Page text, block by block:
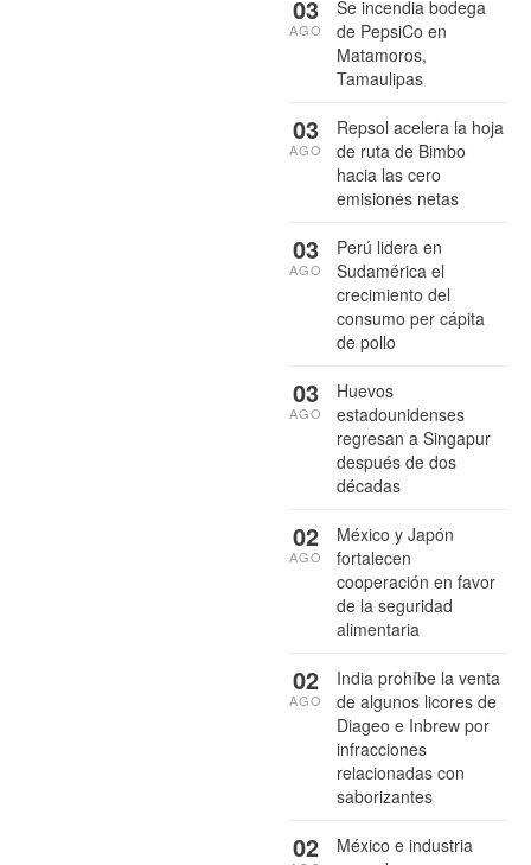
Se incendia bodega
de PepsiCo en
Matamoros,
Tamaulipas
03
AGO
Repsol acelera la hoja
de ruta de Bimbo
hacia las cero
emisiones netas
03
AGO
Perú lidera en
Sudamérica el
crecimiento del
consumo per cápita
de pollo
03
AGO
Huevos
estadounidenses
regresan a Singapur
después de dos
décadas
03
AGO
México y Japón
fortalecen
cooperación en favor
de la seguridad
alimentaria
02
AGO
India prohíbe la venta
de algunos licores de
Diageo e Inbrew por
infracciones
relacionadas con
saborizantes
02
AGO
México e industria
02